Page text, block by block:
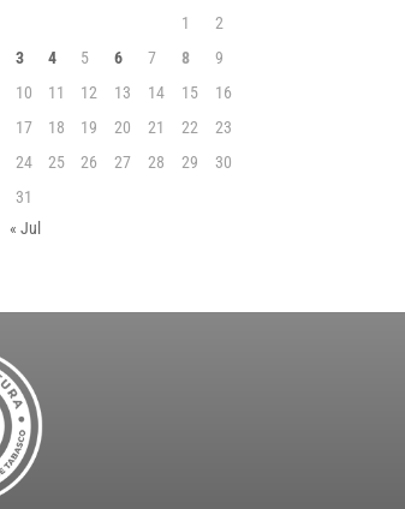
1
2
3
4 5 6 7 8
9
10
11 12 13 14 15
16
17
18 19 20 21 22
23
24
25 26 27 28 29
30
31
« Jul